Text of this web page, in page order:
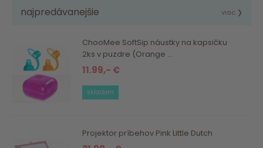
najpredávanejšie viac ❯
ChooMee SoftSip náustky na kapsičku
2ks v puzdre (Orange ...
11.99,- €
skladom
Projektor príbehov Pink Little Dutch